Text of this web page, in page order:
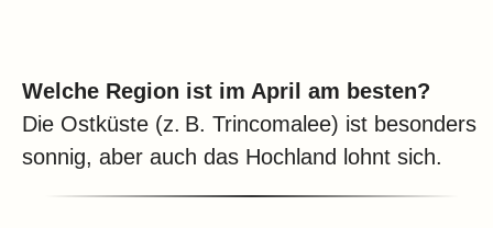
Welche Region ist im April am besten?
Die Ostküste (z. B. Trincomalee) ist besonders
sonnig, aber auch das Hochland lohnt sich.